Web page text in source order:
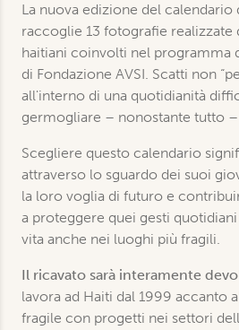
La nuova edizione del calendario
raccoglie 13 fotografie realizzate
haitiani coinvolti nel programma
di Fondazione AVSI. Scatti non
all'interno di una quotidianità
germogliare – nonostante tutto –
Scegliere questo calendario
attraverso lo sguardo dei suoi
la loro voglia di futuro e
a proteggere quei gesti
vita anche nei luoghi più fragili.
Il ricavato sarà interamente
lavora ad Haiti dal 1999 accanto
fragile con progetti nei settori